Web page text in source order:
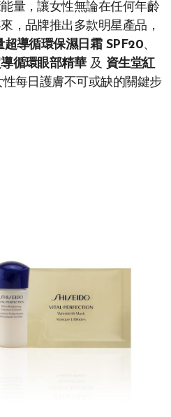
量，讓女性無論在任何年齡
，品牌推出多款明星產品，
超導循環保濕日霜 SPF20、
循環眼部精華及 資生堂紅
性每日護膚不可或缺的關鍵步